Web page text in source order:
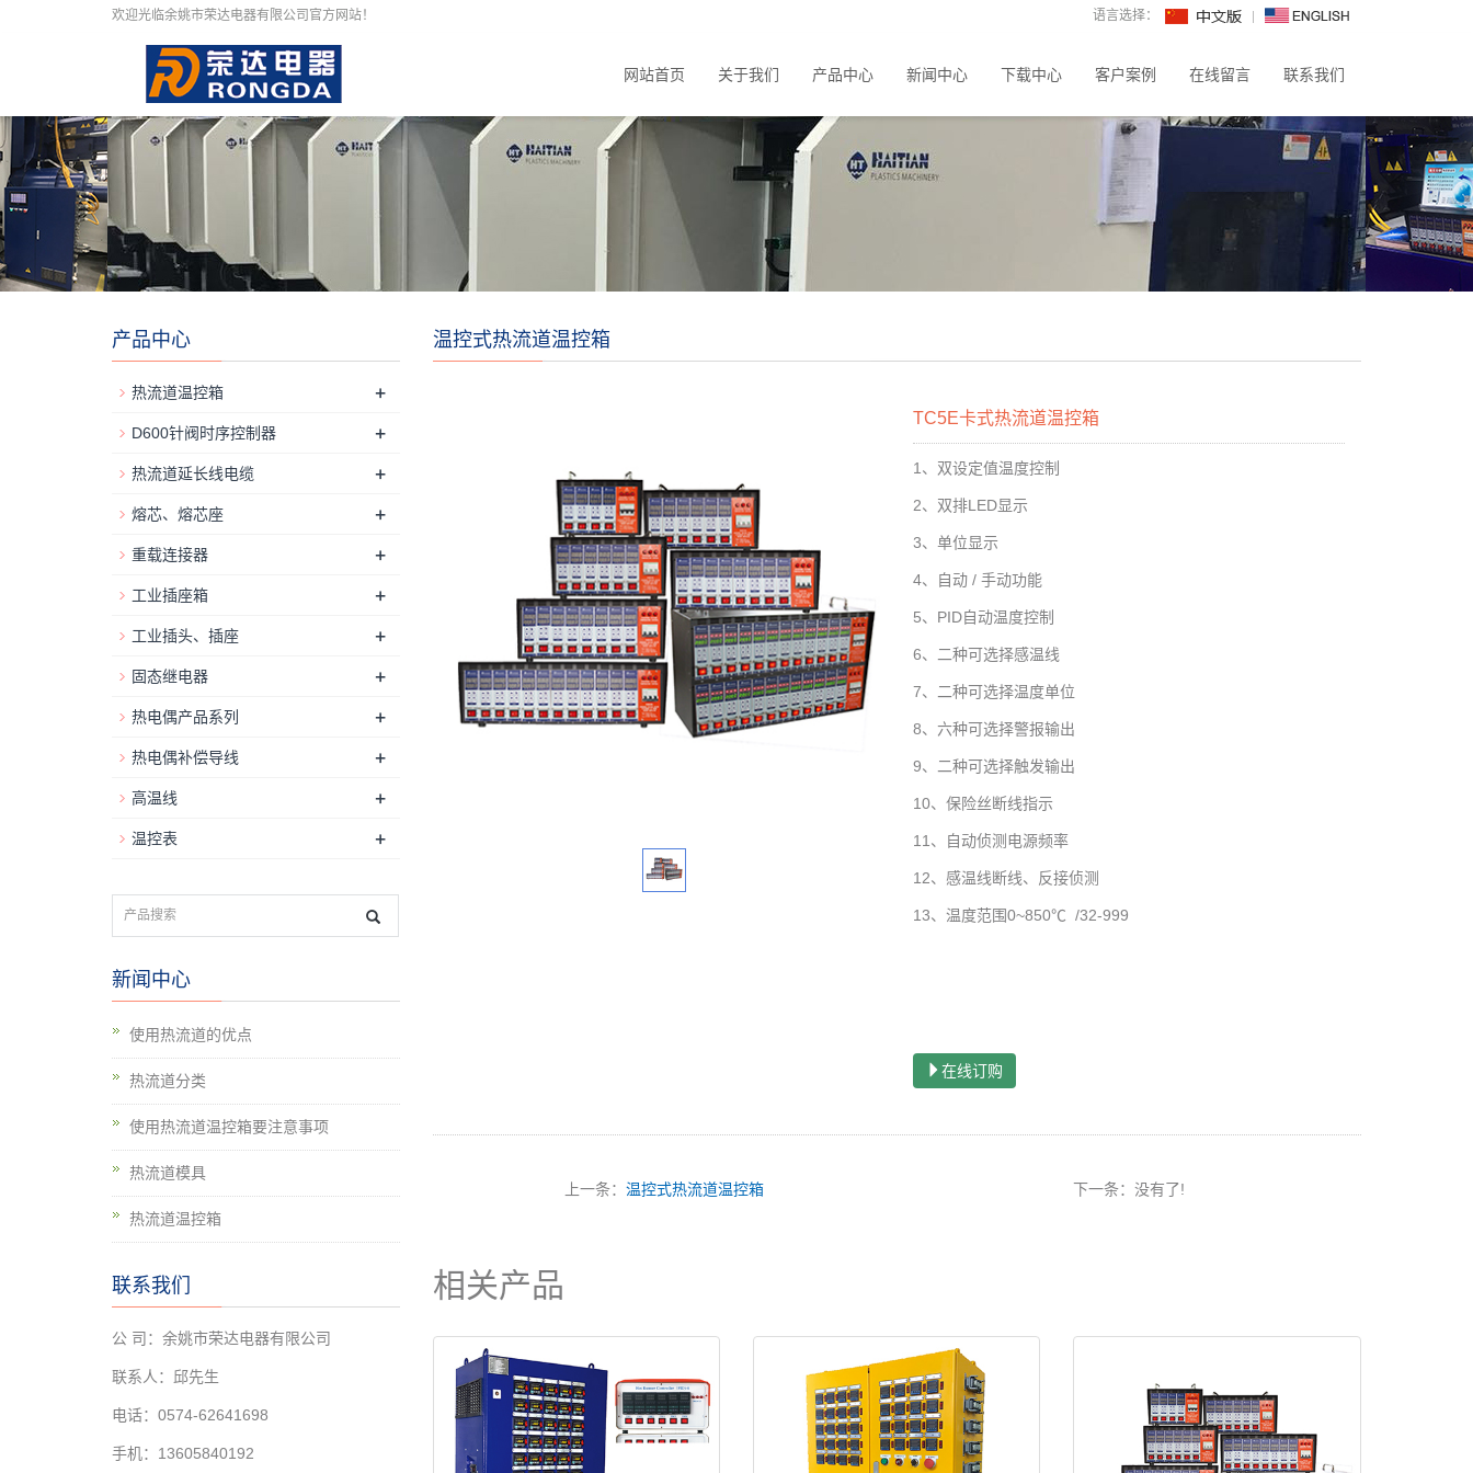
欢迎光临余姚市荣达电器有限公司官方网站！ 语言选择：
网站首页 关于我们 产品中心 新闻中心 下载中心 客户案例 在线留言 联系我们
温控式热流道温控箱
TC5E卡式热流道温控箱
1 、双设定值温度控制
2、双排LED显示
3、单位显示
4、自动 /手动功能
5、PID自动温度控制
6、二种可选择感温线
7、二种可选择温度单位
8、六种可选择警报输出
9、二种可选择触发输出
10、保险丝断线指示
11 、自动侦测电源频率
12、感温线断线、反接侦测
13、温度范围0~850℃ /32-999
在线订购
上一条：温控式热流道温控箱 下一条：没有了!
相关产品
产品中心
热流道温控箱 +
D600针阀时序控制器 +
热流道延长线电缆 +
熔芯、熔芯座 +
重载连接器 +
工业插座箱 +
工业插头、插座 +
固态继电器 +
热电偶产品系列 +
热电偶补偿导线 +
高温线 +
温控表 +
新闻中心
使用热流道的优点
热流道分类
使用热流道温控箱要注意事项
热流道模具
热流道温控箱
联系我们
公 司：余姚市荣达电器有限公司
联系人：邱先生
电话：0574-62641698
手机：13605840192